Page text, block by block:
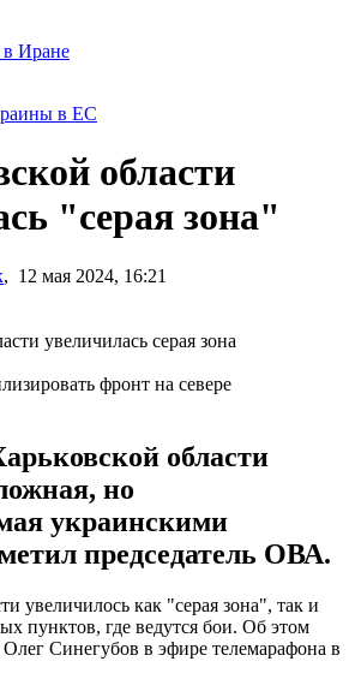
Иране
в ЕС
области
"серая зона"
, 12 мая 2024, 16:21
фронт на севере
области
но
украинскими
председатель ОВА.
увеличилось как "серая зона", так и
пунктов, где ведутся бои. Об этом
Синегубов в эфире телемарафона в